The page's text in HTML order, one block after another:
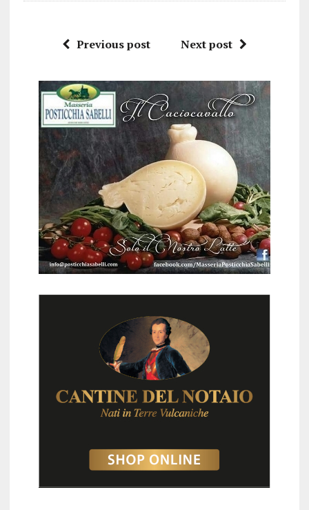
Previous post Next post